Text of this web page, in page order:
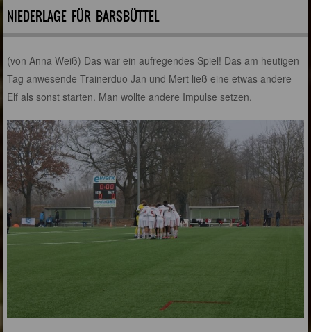
NIEDERLAGE FÜR BARSBÜTTEL
(von Anna Weiß) Das war ein aufregendes Spiel! Das am heutigen
Tag anwesende Trainerduo Jan und Mert ließ eine etwas andere
Elf als sonst starten. Man wollte andere Impulse setzen.